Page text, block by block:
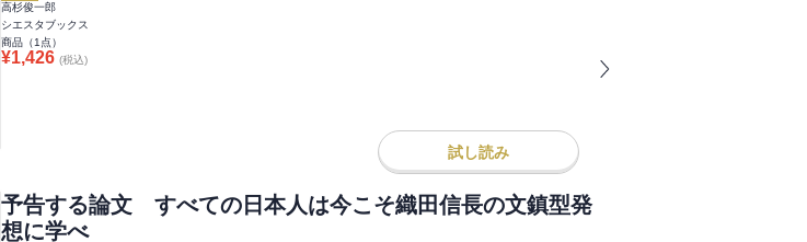
高杉俊一郎
シエスタブックス
商品（1 点）
¥1,426 (税込)
試し読み
予告する論文 すべての日本人は今こそ織田信長の文鎮型発
想に学べ